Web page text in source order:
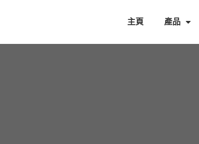
主頁 產品